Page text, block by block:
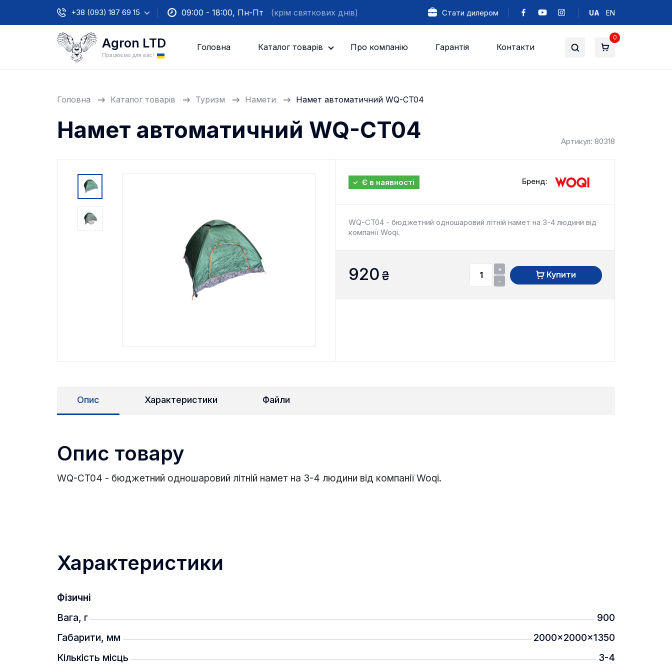
+38 (093) 187 69 15 09:00 - 18:00, Пн-Пт (крім святкових днів) Стати дилером UA EN
Agron LTD
Працюємо для вас!
Головна Каталог товарів Про компанію Гарантія Контакти
0
Головна Каталог товарів Туризм Намети Намет автоматичний WQ-CT04
Намет автоматичний WQ-CT04 Артикул: 80318
Є в наявності Бренд:
WQ-CT04 - бюджетний одношаровий літній намет на 3-4 людини від
компанії Woqi.
920 ₴
+
-
Купити
Опис Характеристики Файли
Опис товару
WQ-CT04 - бюджетний одношаровий літній намет на 3-4 людини від компанії Woqi.
Характеристики
Фізичні
Вага, г
900
Габарити, мм
2000x2000x1350
Кількість місць
3-4